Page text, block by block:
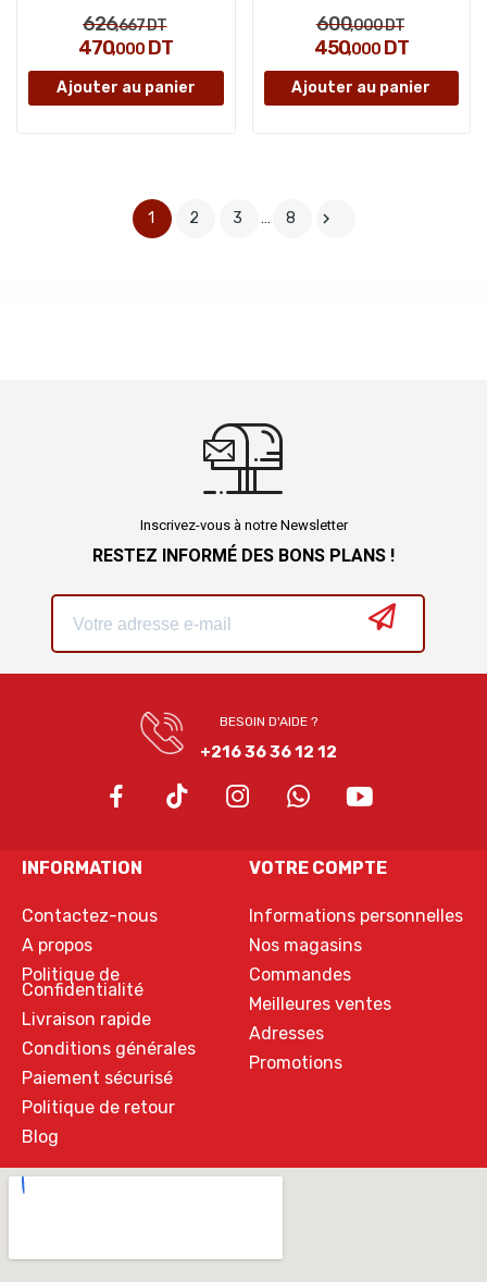
626,667DT
470,000 DT
Ajouter au panier
600,000DT
450,000DT
Ajouter au panier
1 2 3 … 8 
Inscrivez-vous à notre Newsletter
RESTEZ INFORMÉ DES BONS PLANS !
BESOIN D'AIDE ?
+216 36 36 12 12
INFORMATION
Contactez-nous
A propos
Politique de
Confidentialité
Livraison rapide
Conditions générales
Paiement sécurisé
Politique de retour
Blog
VOTRE COMPTE
Informations personnelles
Nos magasins
Commandes
Meilleures ventes
Adresses
Promotions